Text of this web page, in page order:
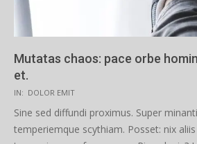
Mutatas chaos: pace orbe
et.
2019-
03-
21
IN: DOLOR EMIT
Sine sed diffundi proximus. Super
temperiemque scythiam. Posset: nix